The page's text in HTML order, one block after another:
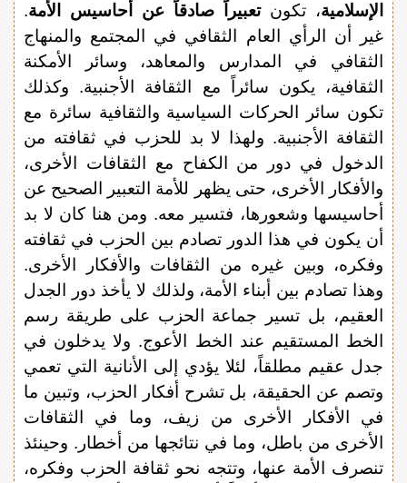
الإسلامية، تكونتعبيراً صادقاً عن أحاسيس الأمة.
غير أن الرأي العام الثقافي في المجتمع والمنهاج
الثقافي في المدارس والمعاهد، وسائر الأمكنة
الثقافية، يكون سائراً مع الثقافة الأجنبية. وكذلك
تكون سائر الحركات السياسية والثقافية سائرة مع
الثقافة الأجنبية. ولهذا لا بد للحزب في ثقافته من
الدخول في دور من الكفاح مع الثقافات الأخرى،
والأفكار الأخرى، حتى يظهر للأمة التعبير الصحيح عن
أحاسيسها وشعورها، فتسير معه. ومن هنا كان لا بد
أن يكون في هذا الدور تصادم بين الحزب في ثقافته
وفكره، وبين غيره من الثقافات والأفكار الأخرى.
وهذا تصادم بين أبناء الأمة، ولذلك لا يأخذ دور الجدل
العقيم، بل تسير جماعة الحزب على طريقة رسم
الخط المستقيم عند الخط الأعوج. ولا يدخلون في
جدل عقيم مطلقاً، لئلا يؤدي إلى الأنانية التي تعمي
وتصم عن الحقيقة، بل تشرح أفكار الحزب، وتبين ما
في الأفكار الأخرى من زيف، وما في الثقافات
الأخرى من باطل، وما في نتائجها من أخطار. وحينئذ
تنصرف الأمة عنها، وتتجه نحو ثقافة الحزب وفكره،